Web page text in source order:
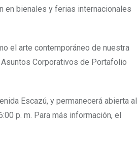
en bienales y ferias internacionales
el arte contemporáneo de nuestra
Corporativos de Portafolio
Escazú, y permanecerá abierta al
p. m. Para más información, el